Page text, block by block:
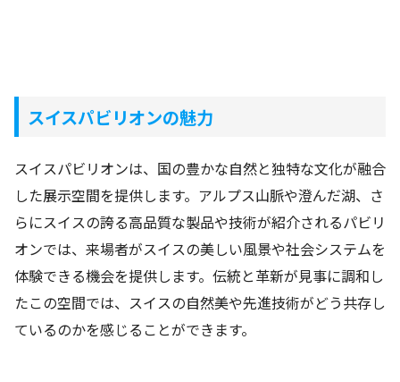
スイスパビリオンの魅力
スイスパビリオンは、国の豊かな自然と独特な文化が融合
した展示空間を提供します。アルプス山脈や澄んだ湖、さ
らにスイスの誇る高品質な製品や技術が紹介されるパビリ
オンでは、来場者がスイスの美しい風景や社会システムを
体験できる機会を提供します。伝統と革新が見事に調和し
たこの空間では、スイスの自然美や先進技術がどう共存し
ているのかを感じることができます。